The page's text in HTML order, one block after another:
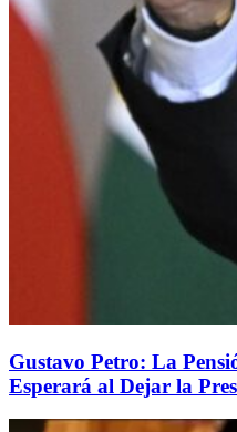
Gustavo Petro: La
Esperará al Dejar la